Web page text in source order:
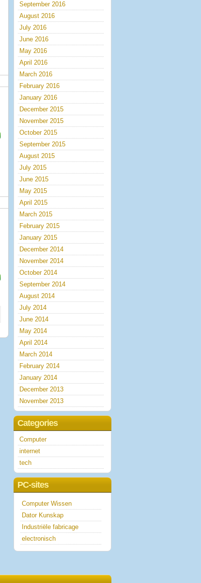
September 2016
August 2016
July 2016
June 2016
May 2016
April 2016
March 2016
February 2016
January 2016
December 2015
November 2015
October 2015
September 2015
August 2015
July 2015
June 2015
May 2015
April 2015
March 2015
February 2015
January 2015
December 2014
November 2014
October 2014
September 2014
August 2014
July 2014
June 2014
May 2014
April 2014
March 2014
February 2014
January 2014
December 2013
November 2013
Categories
Computer
internet
tech
PC-sites
Computer Wissen
Dator Kunskap
Industriële fabricage
electronisch